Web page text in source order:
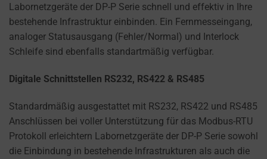
Labornetzgeräte der DP-P Serie schnell und effektiv in Ihre
bestehende Infrastruktur einbinden. Ein Fernmesseingang,
analoger Statusausgang (Fehler/Normal) und Interlock
Schleife sind ebenfalls standartmäßig verfügbar.
Digitale Schnittstellen RS232, RS422 & RS485
Standardmäßig ausgestattet mit RS232, RS422 und RS485
Anschlüssen bei voller Unterstützung für das Modbus-RTU
Protokoll erleichtern Labornetzgeräte der DP-P Serie sowohl
die Einbindung in bestehende Infrastrukturen als auch die